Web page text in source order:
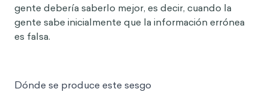
gente debería saberlo mejor, es decir, cuando la
gente sabe inicialmente que la información errónea
es falsa.
Dónde se produce este sesgo